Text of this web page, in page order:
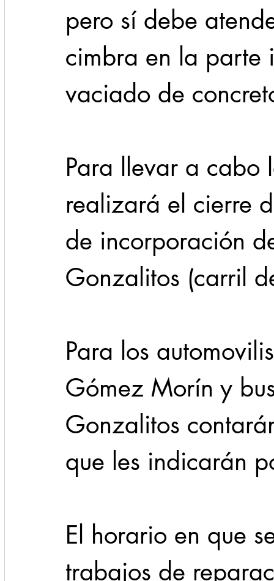
pero sí debe
cimbra en la
vaciado de
Para llevar a
realizará el cierre
de incorporación
Gonzalitos (carril
Para los
Gómez Morín y
Gonzalitos
que les indicarán
El horario en que
trabajos de